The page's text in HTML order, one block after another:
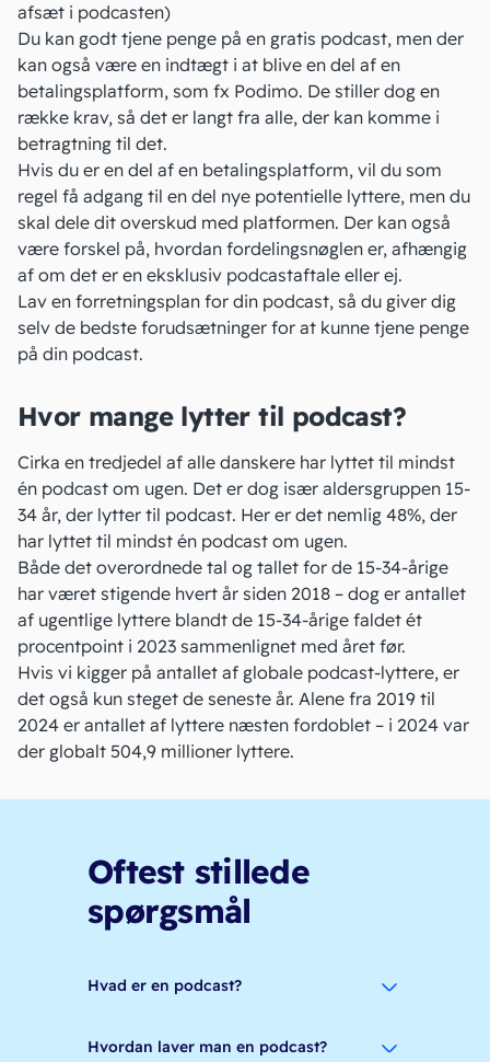
afsæt i podcasten)
Du kan godt tjene penge på en gratis podcast, men der
kan også være en indtægt i at blive en del af en
betalingsplatform, som fx Podimo. De stiller dog en
række krav, så det er langt fra alle, der kan komme i
betragtning til det.
Hvis du er en del af en betalingsplatform, vil du som
regel få adgang til en del nye potentielle lyttere, men du
skal dele dit overskud med platformen. Der kan også
være forskel på, hvordan fordelingsnøglen er, afhængig
af om det er en eksklusiv podcastaftale eller ej.
Lav en forretningsplan for din podcast, så du giver dig
selv de bedste forudsætninger for at kunne tjene penge
på din podcast.
Hvor mange lytter til podcast?
Cirka en tredjedel af alle danskere har lyttet til mindst
én podcast om ugen. Det er dog især aldersgruppen 15-
34 år, der lytter til podcast. Her er det nemlig 48%, der
har lyttet til mindst én podcast om ugen.
Både det overordnede tal og tallet for de 15-34-årige
har været stigende hvert år siden 2018 – dog er antallet
af ugentlige lyttere blandt de 15-34-årige faldet ét
procentpoint i 2023 sammenlignet med året før.
Hvis vi kigger på antallet af globale podcast-lyttere, er
det også kun steget de seneste år. Alene fra 2019 til
2024 er antallet af lyttere næsten fordoblet – i 2024 var
der globalt 504,9 millioner lyttere.
Oftest stillede
spørgsmål
Hvad er en podcast?
Hvordan laver man en podcast?